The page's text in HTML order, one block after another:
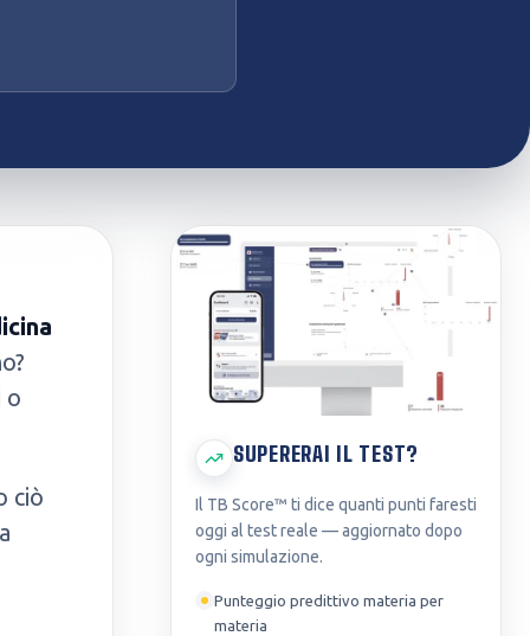
o
ciò
SUPERERAI IL TEST?
Il TB Score™ ti dice quanti punti faresti
oggi al test reale — aggiornato dopo
ogni simulazione.
Punteggio predittivo materia per
materia